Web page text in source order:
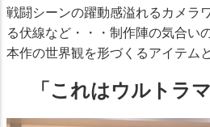
戦闘シーンの躍動感溢れるカメラ
る伏線など・・・制作陣の気合い
本作の世界観を形づくるアイテム
「これはウルトラ